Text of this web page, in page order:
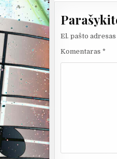
El. pašto
Komentaras *